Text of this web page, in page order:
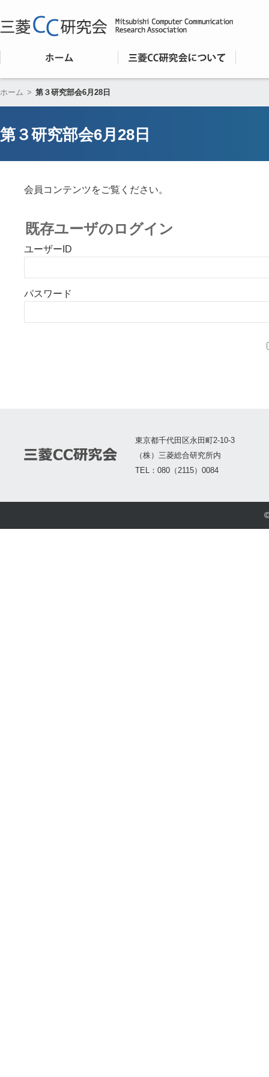
ホーム > 第３研究部会6月28日
第３研究部会6月28日
会員コンテンツをご覧ください。
既存ユーザのログイン
ユーザーID
パスワード
東京都千代田区永田町2-10-3
（株）三菱総合研究所内
TEL：080（2115）0084